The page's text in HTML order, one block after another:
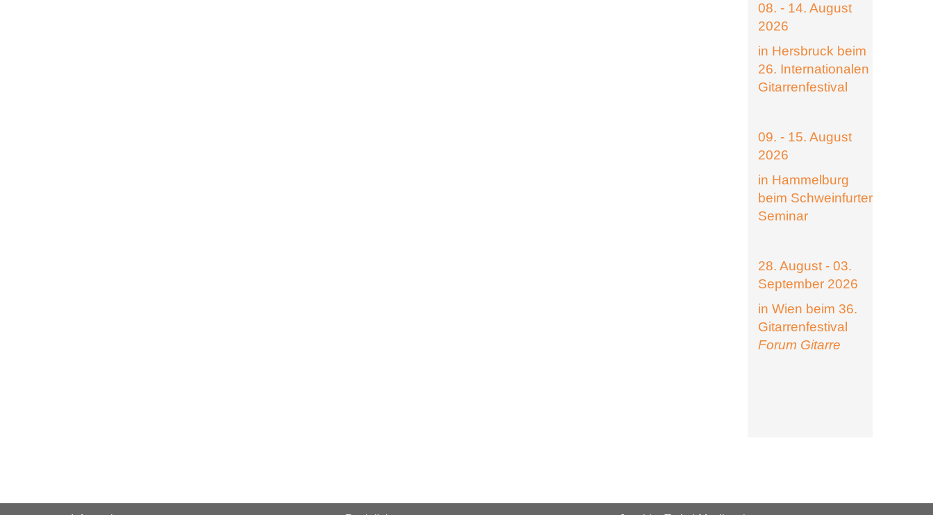
08. - 14. August
2026
in Hersbruck beim
26. Internationalen
Gitarrenfestival
09. - 15. August
2026
in Hammelburg
beim Schweinfurter
Seminar
28. August - 03.
September 2026
in Wien beim 36.
Gitarrenfestival
Forum Gitarre